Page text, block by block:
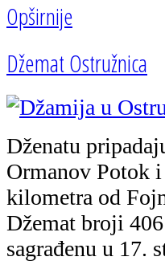
Opširnije
Džemat Ostružnica
Dženatu
Ormanov Potok
kilometra od
Džemat broji
sagrađenu u 17.